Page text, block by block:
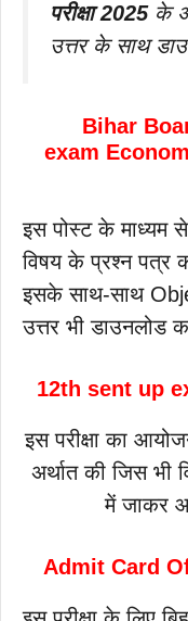
परीक्षा 2025के
उत्तर के साथ
Bihar
exam
इस पोस्ट के माध्यम
विषय के प्रश्न पत्र
इसके साथ-साथ
उत्तर भी डाउनलोड
12th sent up
इस परीक्षा का
अर्थात की जिस भी
में जाकर
Admit Card